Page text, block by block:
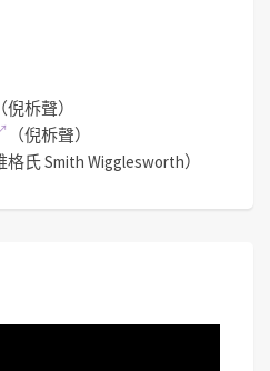
（倪柝聲）
（倪柝聲）
格氏 Smith Wigglesworth）